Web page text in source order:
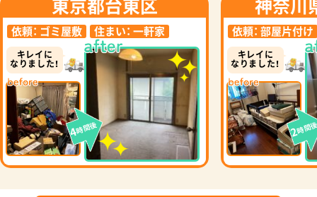
東京都台東区
依頼： ゴミ屋敷 住まい： 一軒家
キレイに
なりました！
4時間後
神奈川
依頼： 部屋片付け
キレイに
なりました！
2時間